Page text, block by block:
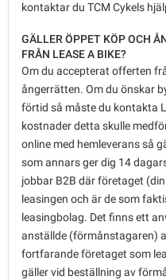
kontaktar du TCM Cykels
GÄLLER ÖPPET KÖP OCH
FRÅN LEASE A BIKE?
Om du accepterat offerten
ångerrätten. Om du önskar
förtid så måste du kontakta
kostnader detta skulle
online med hemleverans så
som annars ger dig 14
jobbar B2B där företaget
leasingen och är de som
leasingbolag. Det finns ett
anställde (förmånstagaren)
fortfarande företaget som
gäller vid beställning av